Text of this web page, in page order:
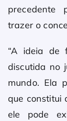
precedente
trazer o
“A ideia de
discutida no
mundo. Ela
que constitui
ele pode